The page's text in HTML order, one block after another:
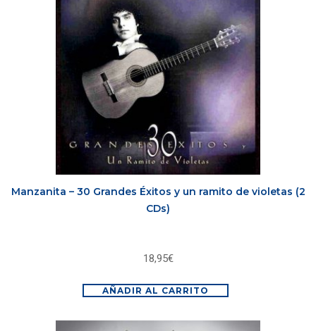
Manzanita – 30 Grandes Éxitos y un ramito de violetas (2
CDs)
18,95€
AÑADIR AL CARRITO